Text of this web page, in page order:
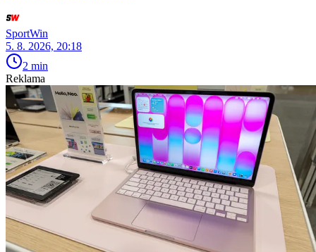
SportWin
5. 8. 2026, 20:18
2 min
Reklama